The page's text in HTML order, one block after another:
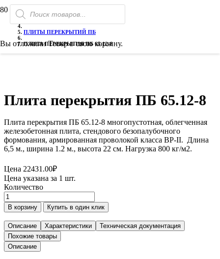
Поиск
товаров
Вы отложилиТоварв свою корзину.
ГАЗОБЕТОН
ПЛИТЫ ПЕРЕКРЫТИЙ ПБ
ПЛИТА ПЕРЕКРЫТИЯ ПБ 65.12-8
Плита перекрытия ПБ 65.12-8
Плита перекрытия ПБ 65.12-8 многопустотная, облегченная
железобетонная плита, стендового безопалубочного
формования, армированная проволокой класса ВР-II. Длина
6,5 м., ширина 1.2 м., высота 22 см. Нагрузка 800 кг/м2.
Цена 22431.00₽
Цена указана за 1 шт.
Количество
Количество
товара
Плита
перекрытия
ПБ
65.12-
8
В корзину Купить в один клик
Описание Характеристики
Техническая документация
Похожие товары
Описание